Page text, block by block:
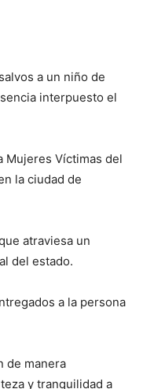
a un niño de
interpuesto el
Mujeres Víctimas del
la ciudad de
atraviesa un
del estado.
a la persona
de manera
y tranquilidad a